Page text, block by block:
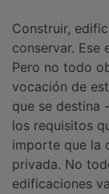
Construir,
conservar. Ese
Pero no todo
vocación de
que se destina
los requisitos
importe que la
privada. No
edificaciones